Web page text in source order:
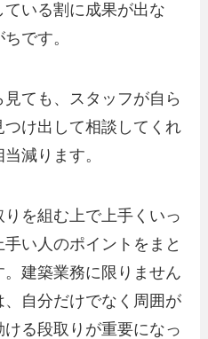
いる割に成果が出な
です。
ても、スタッフが自ら
け出して相談してくれ
減ります。
を組む上で上手くいっ
い人のポイントをまと
建築業務に限りません
自分だけでなく周囲が
る段取りが重要になっ